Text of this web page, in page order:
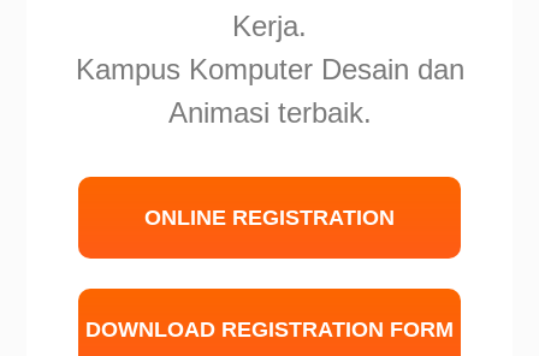
Kerja.
Kampus Komputer Desain dan
Animasi terbaik.
ONLINE REGISTRATION
DOWNLOAD REGISTRATION FORM